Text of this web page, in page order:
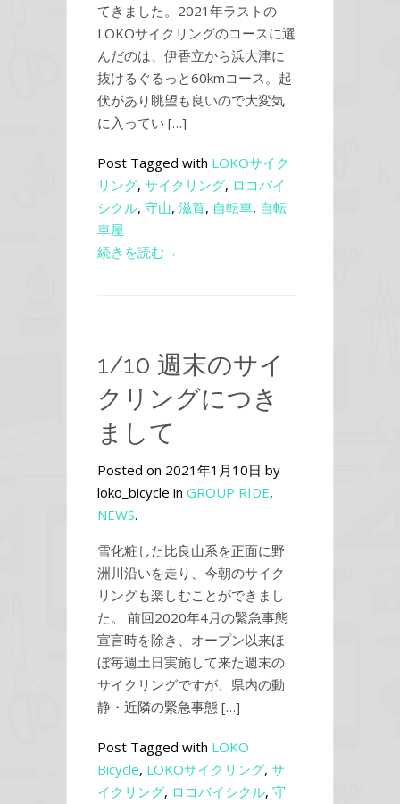
てきました。2021年ラストの
LOKOサイクリングのコースに選
んだのは、伊香立から浜大津に
抜けるぐるっと60kmコース。起
伏があり眺望も良いので大変気
に入ってい […]
Post Tagged with LOKOサイク
リング, サイクリング, ロコバイ
シクル, 守山, 滋賀, 自転車, 自転
車屋
続きを読む→
1/10 週末のサイ
クリングにつき
まして
Posted on 2021年1月10日 by
loko_bicycle in GROUP RIDE,
NEWS.
雪化粧した比良山系を正面に野
洲川沿いを走り、今朝のサイク
リングも楽しむことができまし
た。 前回2020年4月の緊急事態
宣言時を除き、オープン以来ほ
ぼ毎週土日実施して来た週末の
サイクリングですが、県内の動
静・近隣の緊急事態 […]
Post Tagged with LOKO
Bicycle, LOKOサイクリング, サ
イクリング, ロコバイシクル, 守